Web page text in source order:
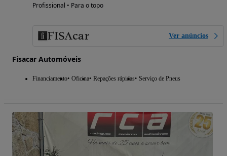
Profissional • Para o topo
Ver anúncios
Fisacar Automóveis
Financiamento Oficina Repações rápidas Serviço de Pneus